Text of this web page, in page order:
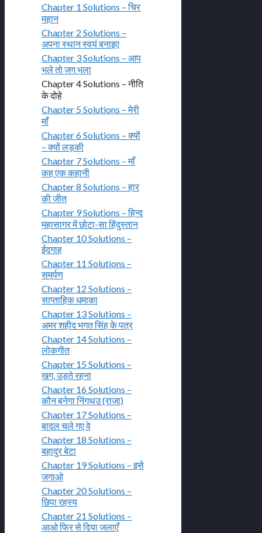
Chapter 1 Solutions – चिर
महान
Chapter 2 Solutions –
अपना स्थान स्वयं बनाइए
Chapter 3 Solutions – आप
भले तो जग भला
Chapter 4 Solutions – नीति
के दोहे
Chapter 5 Solutions – मेरी
माँ
Chapter 6 Solutions – क्यों
– क्यों लड़की
Chapter 7 Solutions – माँ
कह एक कहानी
Chapter 8 Solutions – हार
की जीत
Chapter 9 Solutions – हिन्द
महासागर में छोटा-सा हिंदुस्तान
Chapter 10 Solutions –
ईदगाह
Chapter 11 Solutions –
समर्पण
Chapter 12 Solutions –
साप्ताहिक धमाका
Chapter 13 Solutions –
अमर शहीद भगत सिंह के पत्र
Chapter 14 Solutions –
लोकगीत
Chapter 15 Solutions –
खग, उड़ते रहना
Chapter 16 Solutions –
कौन बनेगा निंगथउ (राजा)
Chapter 17 Solutions –
बादल चले गए वे
Chapter 18 Solutions –
बहादुर बेटा
Chapter 19 Solutions – इसे
जगाओ
Chapter 20 Solutions –
छिपा रहस्य
Chapter 21 Solutions –
आओ फिर से दिया जलाएँ